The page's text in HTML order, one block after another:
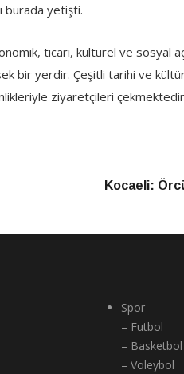
burada yetişti.
ticari, kültürel ve sosyal
bir yerdir. Çeşitli tarihi ve
ziyaretçileri
Kocaeli:
Spor
– Futbol
– Basketbol
– Voleybol